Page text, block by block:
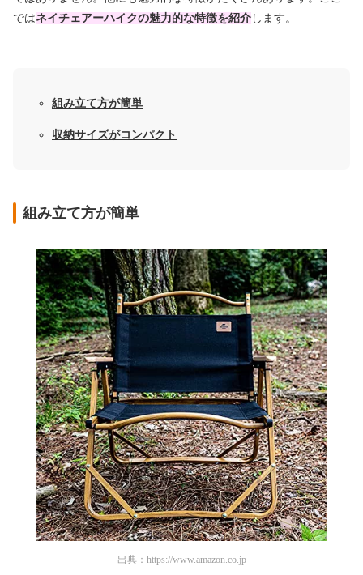
ではネイチェアーハイクの魅力的な特徴を紹介 します。
組み立て方が簡単
収納サイズがコンパクト
組み立て方が簡単
出典： https://www.amazon.co.jp